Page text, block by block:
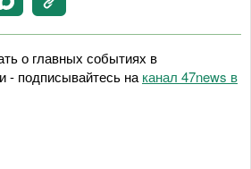
о главных событиях в
- подписывайтесь на канал 47news в